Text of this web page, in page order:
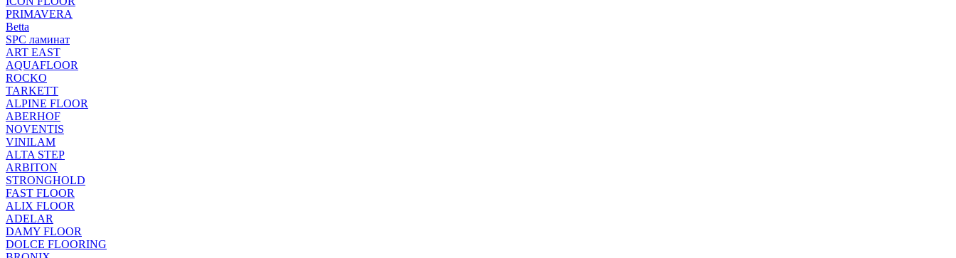
PRIMAVERA
Betta
SPC ламинат
ART EAST
AQUAFLOOR
ROCKO
TARKETT
ALPINE FLOOR
ABERHOF
NOVENTIS
VINILAM
ALTA STEP
ARBITON
STRONGHOLD
FAST FLOOR
ALIX FLOOR
ADELAR
DAMY FLOOR
DOLCE FLOORING